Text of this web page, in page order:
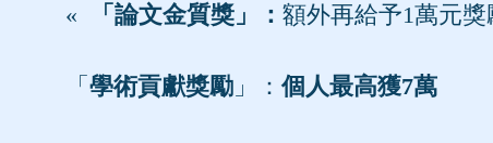
« 「論文金質獎」： 額外再給予1萬元
「 學術貢獻獎勵 」： 個人最高獲7萬